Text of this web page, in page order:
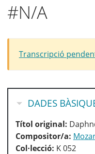
#N/A
Transcripció
OCULTA
DADES
Títol original:
Compositor/a:
Col·lecció: K 052